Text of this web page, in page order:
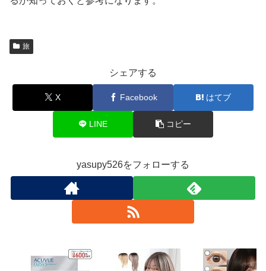
旅
シェアする
X Facebook はてブ
LINE コピー
yasupy526をフォローする